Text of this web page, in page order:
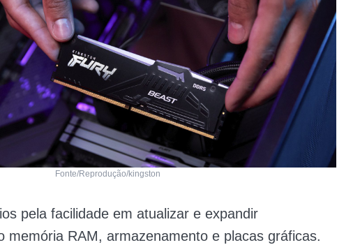
Fonte/Reprodução/kingston
pela facilidade em atualizar e expandir
memória RAM, armazenamento e placas gráficas.